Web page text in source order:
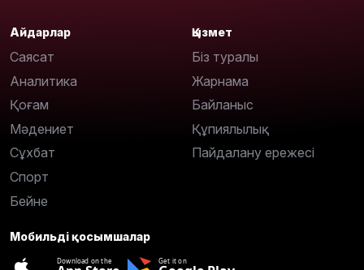
Айдарлар
Саясат
Аналитика
Қоғам
Мәдениет
Сұхбат
Спорт
Бейне
Қызмет
Біз туралы
Жарнама
Байланыс
Құпиялылық
Пайдалану ережесі
Мобильді қосымшалар
Download on the Get it on